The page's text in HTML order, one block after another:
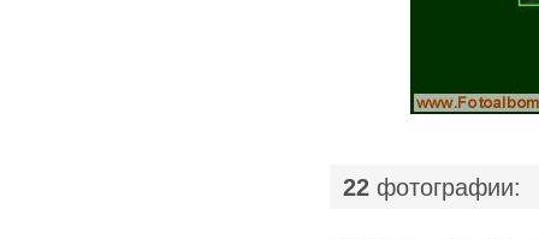
22 фотографии: